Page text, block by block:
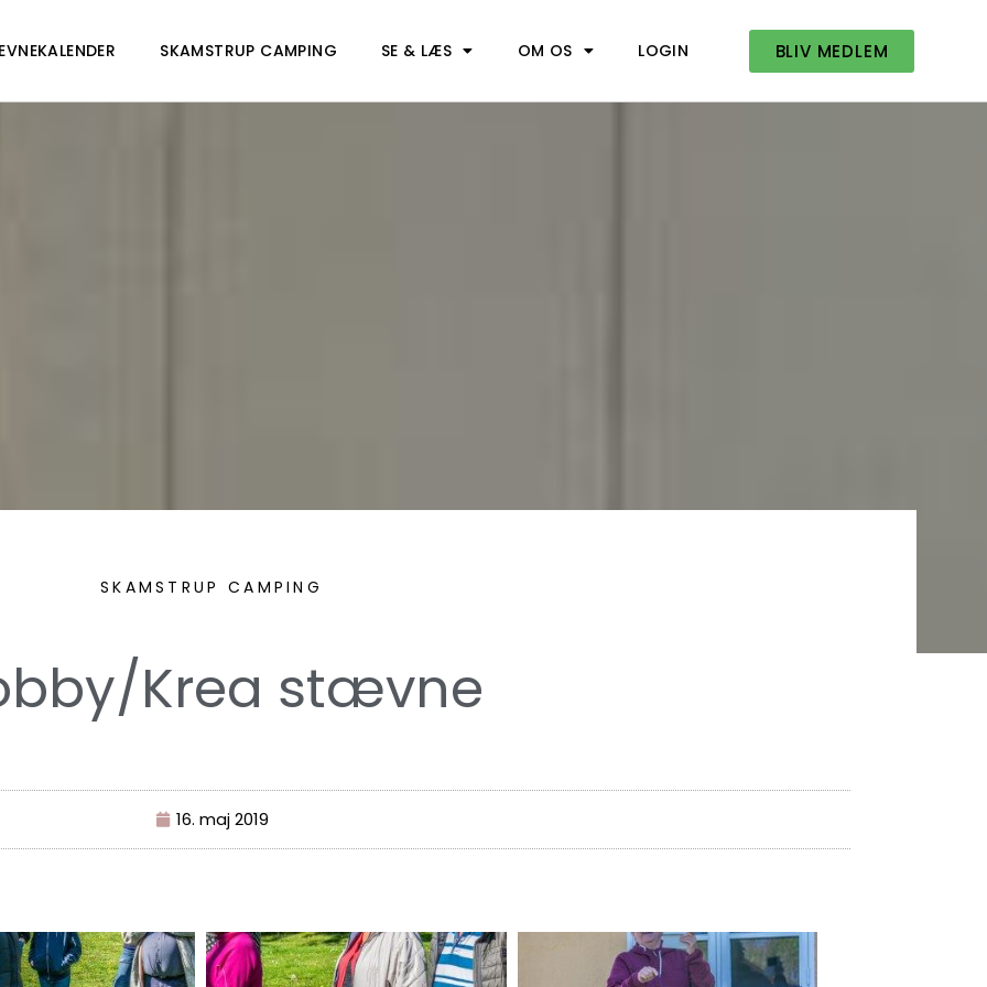
SKAMSTRUP CAMPING SE & LÆS OM OS LOGIN BLIV MEDLEM
SKAMSTRUP CAMPING
Krea stævne
16. maj 2019